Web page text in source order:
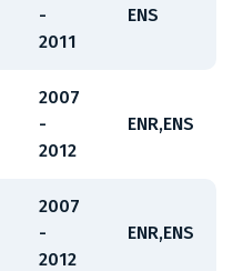
-
2011
ENS
2007
-
2012
ENR,ENS
2007
-
2012
ENR,ENS